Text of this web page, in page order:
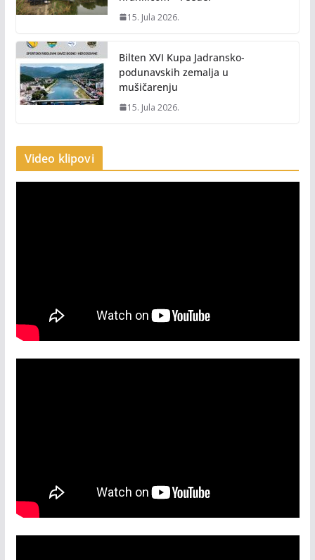
15. Jula 2026.
Bilten XVI Kupa Jadransko-
podunavskih zemalja u
mušičarenju
15. Jula 2026.
Video klipovi